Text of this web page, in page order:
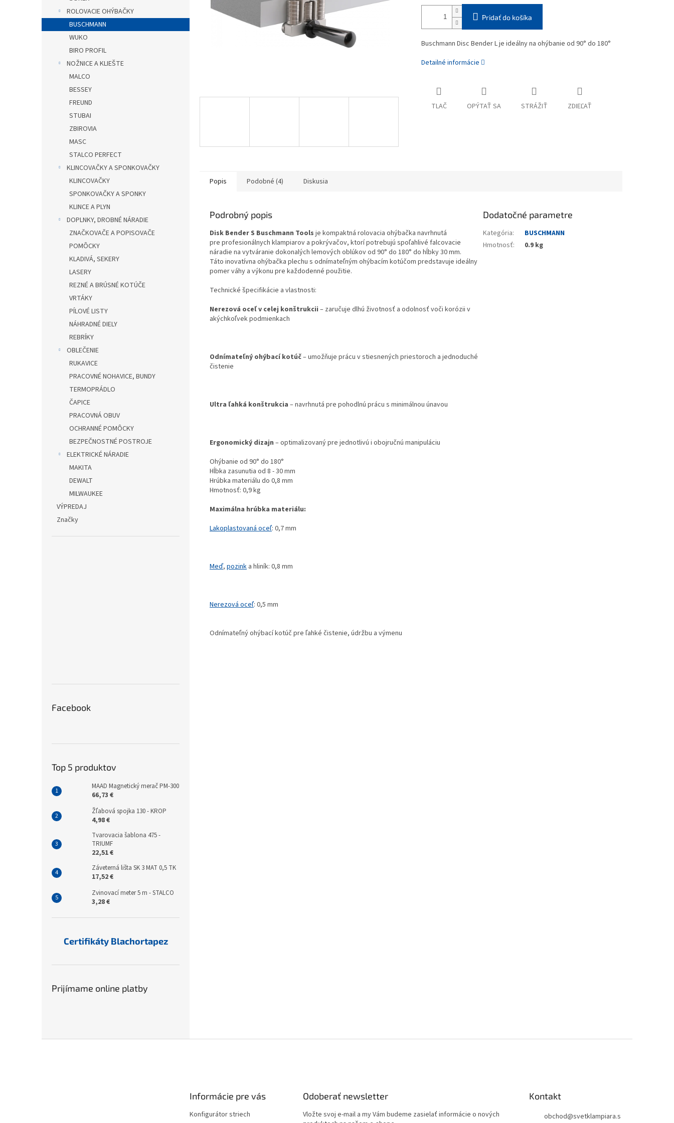
ROLOVACIE OHÝBAČKY
BUSCHMANN
WUKO
BIRO PROFIL
NOŽNICE A KLIEŠTE
MALCO
BESSEY
FREUND
STUBAI
ZBIROVIA
MASC
STALCO PERFECT
KLINCOVAČKY A SPONKOVAČKY
KLINCOVAČKY
SPONKOVAČKY A SPONKY
KLINCE A PLYN
DOPLNKY, DROBNÉ NÁRADIE
ZNAČKOVAČE A POPISOVAČE
POMÔCKY
KLADIVÁ, SEKERY
LASERY
REZNÉ A BRÚSNÉ KOTÚČE
VRTÁKY
PÍLOVÉ LISTY
NÁHRADNÉ DIELY
REBRÍKY
OBLEČENIE
RUKAVICE
PRACOVNÉ NOHAVICE, BUNDY
TERMOPRÁDLO
ČAPICE
PRACOVNÁ OBUV
OCHRANNÉ POMÔCKY
BEZPEČNOSTNÉ POSTROJE
ELEKTRICKÉ NÁRADIE
MAKITA
DEWALT
MILWAUKEE
VÝPREDAJ
Značky
Facebook
Top 5 produktov
MAAD Magnetický merač PM-300
66,73 €
Žľabová spojka 130 - KROP
4,98 €
Tvarovacia šablona 475 -
TRIUMF
22,51 €
Záveterná lišta SK 3 MAT 0,5 TK
17,52 €
Zvinovací meter 5 m - STALCO
3,28 €
Certifikáty Blachortapez
Prijímame online platby
Pridať do košíka
Buschmann Disc Bender L je ideálny na ohýbanie od 90° do 180°
Detailné informácie
TLAČ OPÝTAŤ SA STRÁŽIŤ ZDIEĽAŤ
Popis Podobné (4) Diskusia
Podrobný popis
Disk Bender S Buschmann Tools je kompaktná rolovacia ohýbačka navrhnutá
pre profesionálnych klampiarov a pokrývačov, ktorí potrebujú spoľahlivé falcovacie
náradie na vytváranie dokonalých lemových oblúkov od 90° do 180° do hĺbky 30 mm.
Táto inovatívna ohýbačka plechu s odnímateľným ohýbacím kotúčom predstavuje ideálny
pomer váhy a výkonu pre každodenné použitie.
Technické špecifikácie a vlastnosti:
Nerezová oceľ v celej konštrukcii – zaručuje dlhú životnosť a odolnosť voči korózii v
akýchkoľvek podmienkach
Odnímateľný ohýbací kotúč– umožňuje prácu v stiesnených priestoroch a jednoduché
čistenie
Ultra ľahká konštrukcia – navrhnutá pre pohodlnú prácu s minimálnou únavou
Ergonomický dizajn – optimalizovaný pre jednotlivú i obojručnú manipuláciu
Ohýbanie od 90° do 180°
Hĺbka zasunutia od 8 - 30 mm
Hrúbka materiálu do 0,8 mm
Hmotnosť: 0,9 kg
Maximálna hrúbka materiálu:
Lakoplastovaná oceľ: 0,7 mm
Meď, pozink a hliník: 0,8 mm
Nerezová oceľ: 0,5 mm
Odnímateľný ohýbací kotúč pre ľahké čistenie, údržbu a výmenu
Dodatočné parametre
Kategória:
BUSCHMANN
Hmotnosť: 0.9 kg
Informácie pre vás
Konfigurátor striech
Odoberať newsletter
Vložte svoj e-mail a my Vám budeme zasielať informácie o nových
Kontakt
obchod@svetklampiara.s